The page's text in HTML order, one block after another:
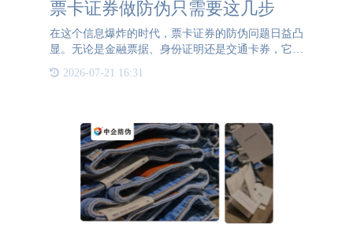
票卡证券做防伪只需要这几步
在这个信息爆炸的时代，票卡证券的防伪问题日益凸
显。无论是金融票据、身份证明还是交通卡券，它们
的安全性直接关系到个人财产和社会稳定。票卡证券
是一种具有法律效力的凭证，它记录了持有者与发行
2026-07-21 16:31